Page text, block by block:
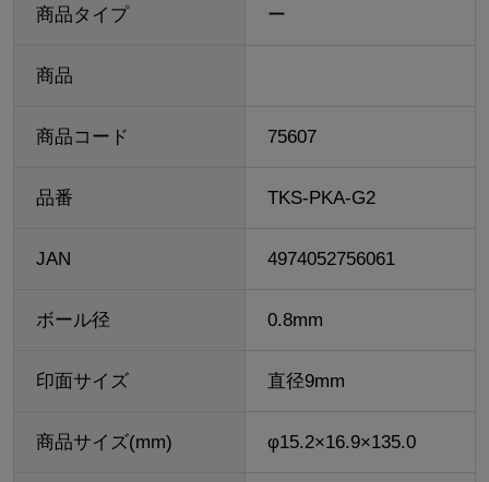
商品タイプ ー
商品
商品コード 75607
品番 TKS-PKA-G2
JAN 4974052756061
ボール径 0.8mm
印面サイズ 直径9mm
商品サイズ(mm) φ15.2×16.9×135.0